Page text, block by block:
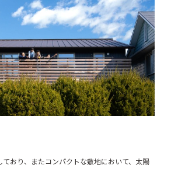
ており、またコンパクトな敷地において、太陽